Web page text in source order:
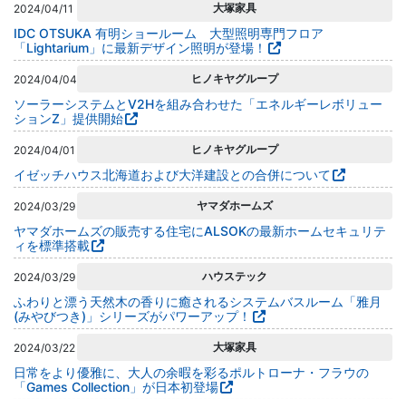
2024/04/11 大塚家具
IDC OTSUKA 有明ショールーム 大型照明専門フロア
「Lightarium」に最新デザイン照明が登場！
2024/04/04 ヒノキヤグループ
ソーラーシステムとV2Hを組み合わせた「エネルギーレボリュー
ションZ」提供開始
2024/04/01 ヒノキヤグループ
イゼッチハウス北海道および大洋建設との合併について
2024/03/29 ヤマダホームズ
ヤマダホームズの販売する住宅にALSOKの最新ホームセキュリテ
ィを標準搭載
2024/03/29 ハウステック
ふわりと漂う天然木の香りに癒されるシステムバスルーム「雅月
(みやびつき)」シリーズがパワーアップ！
2024/03/22 大塚家具
日常をより優雅に、大人の余暇を彩るポルトローナ・フラウの
「Games Collection」が日本初登場